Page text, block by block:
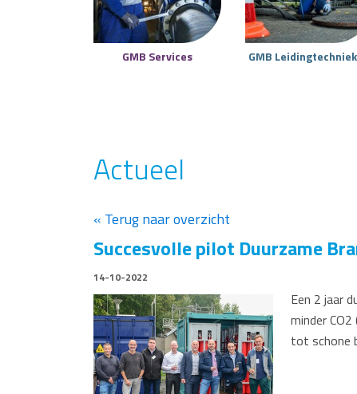
GMB Services GMB
Actueel
« Terug naar overzicht
Succesvolle pilot Duurzame
14-10-2022
Een 2 jaar
minder
tot schone